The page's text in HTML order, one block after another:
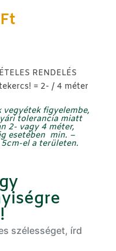
FtCurrent
RENDELÉS
= 2- / 4 méter
figyelembe,
tolerancia miatt
2- vagy 4 méter,
esetében min. –
5cm-el a területen.
szélességet, írd